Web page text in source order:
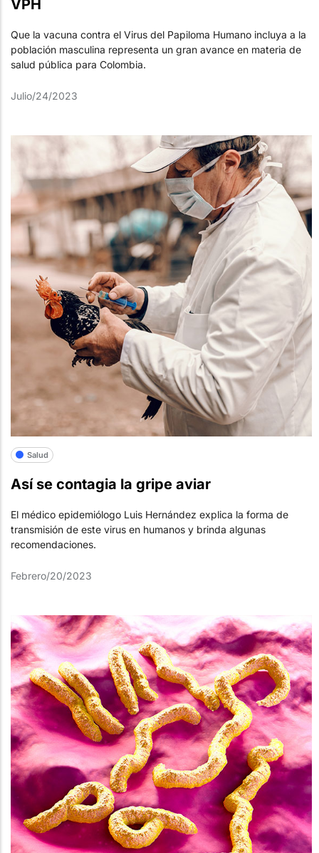
VPH
Que la vacuna contra el Virus del Papiloma Humano incluya a la
población masculina representa un gran avance en materia de
salud pública para Colombia.
Julio/24/2023
Salud
Así se contagia la gripe aviar
El médico epidemiólogo Luis Hernández explica la forma de
transmisión de este virus en humanos y brinda algunas
recomendaciones.
Febrero/20/2023